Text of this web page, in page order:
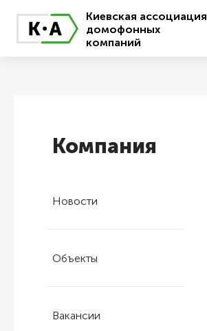
Киевская ассоциация
домофонных
компаний
Компания
Новости
Объекты
Вакансии